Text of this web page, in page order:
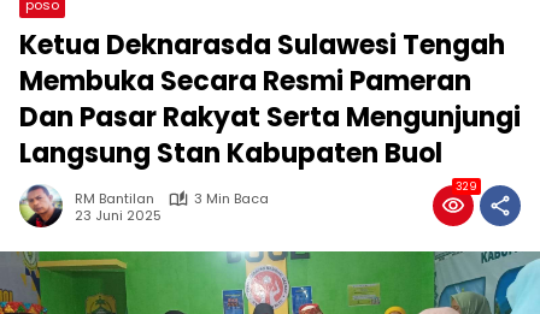
poso
Ketua Deknarasda Sulawesi Tengah
Membuka Secara Resmi Pameran
Dan Pasar Rakyat Serta Mengunjungi
Langsung Stan Kabupaten Buol
RM Bantilan
3 Min Baca
23 Juni 2025
329